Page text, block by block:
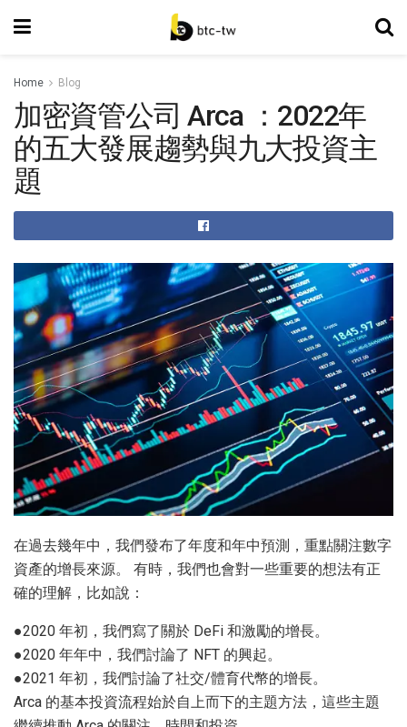
Home Blog
加密資管公司 Arca ：2022年
的五大發展趨勢與九大投資主
題
在過去幾年中，我們發布了年度和年中預測，重點關注數字
資產的增長來源。 有時，我們也會對一些重要的想法有正
確的理解，比如說：
●2020 年初，我們寫了關於 DeFi 和激勵的增長。
●2020 年年中，我們討論了 NFT 的興起。
●2021 年初，我們討論了社交/體育代幣的增長。
Arca 的基本投資流程始於自上而下的主題方法，這些主題